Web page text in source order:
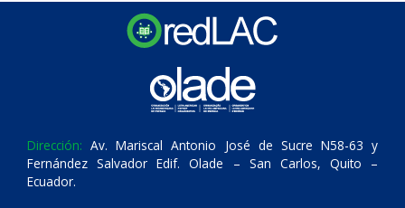
Dirección: Av. Mariscal Antonio José de Sucre N58-63 y
Fernández Salvador Edif. Olade – San Carlos, Quito –
Ecuador.